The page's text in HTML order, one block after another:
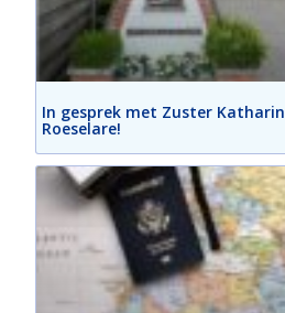
In gesprek met Zuster
Roeselare!